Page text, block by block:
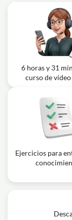
de
plugins
6 horas y 31
curso de
Ejercicios para